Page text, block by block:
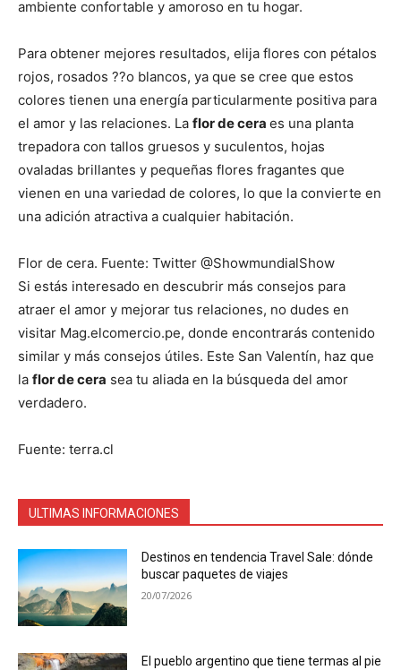
ambiente confortable y amoroso en tu hogar.
Para obtener mejores resultados, elija flores con pétalos
rojos, rosados ??o blancos, ya que se cree que estos
colores tienen una energía particularmente positiva para
el amor y las relaciones. La flor de cera es una planta
trepadora con tallos gruesos y suculentos, hojas
ovaladas brillantes y pequeñas flores fragantes que
vienen en una variedad de colores, lo que la convierte en
una adición atractiva a cualquier habitación.
Flor de cera. Fuente: Twitter @ShowmundialShow
Si estás interesado en descubrir más consejos para
atraer el amor y mejorar tus relaciones, no dudes en
visitar Mag.elcomercio.pe, donde encontrarás contenido
similar y más consejos útiles. Este San Valentín, haz que
la flor de cera sea tu aliada en la búsqueda del amor
verdadero.
Fuente: terra.cl
ULTIMAS INFORMACIONES
Destinos en tendencia Travel Sale: dónde
buscar paquetes de viajes
20/07/2026
El pueblo argentino que tiene termas al pie